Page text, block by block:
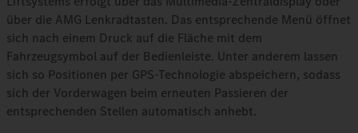
über die AMG Lenkradtasten. Das entsprechende Menü öffnet
sich nach einem Druck auf die Fläche mit dem
Fahrzeugsymbol auf der Bedienleiste. Unter anderem lassen
sich so Positionen per GPS-Technologie abspeichern, sodass
sich der Vorderwagen beim erneuten Passieren der
entsprechenden Stellen automatisch anhebt.